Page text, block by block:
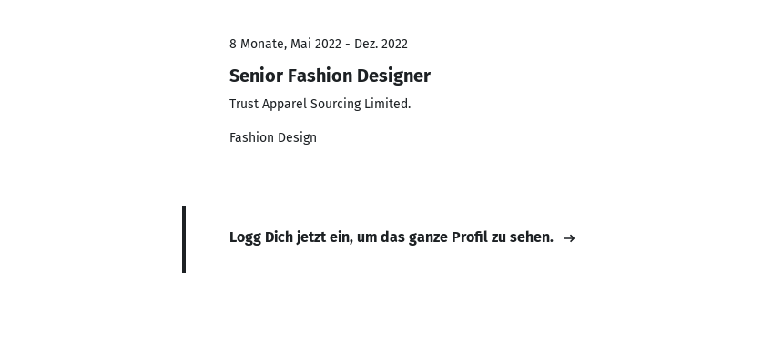
8 Monate, Mai 2022 - Dez. 2022
Senior Fashion Designer
Trust Apparel Sourcing Limited.
Fashion Design
Logg Dich jetzt ein, um das ganze Profil zu sehen.